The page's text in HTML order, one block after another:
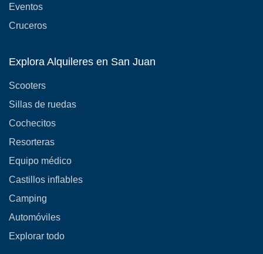
Eventos
Cruceros
Explora Alquileres en San Juan
Scooters
Sillas de ruedas
Cochecitos
Resorteras
Equipo médico
Castillos inflables
Camping
Automóviles
Explorar todo